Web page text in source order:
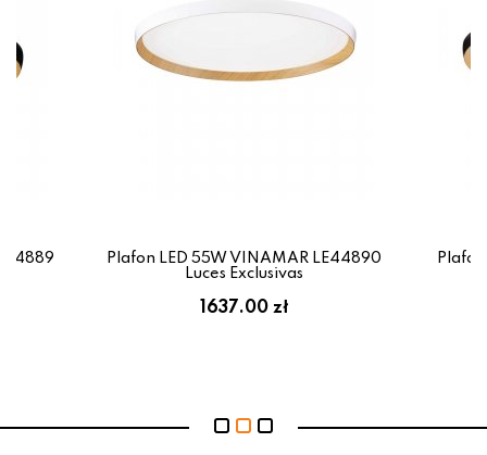
Plafon LED 55W VINAMAR LE44890
Luces Exclusivas
1637.00 zł